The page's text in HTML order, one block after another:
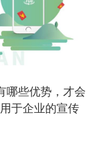
哪些优势，才会
于企业的宣传